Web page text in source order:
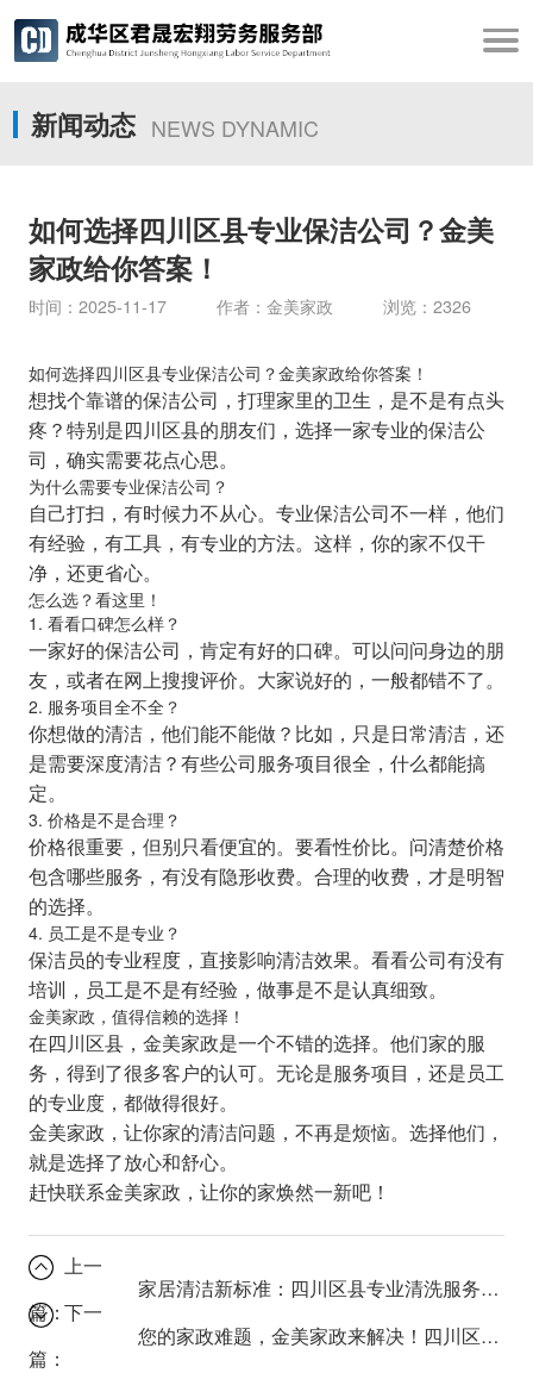
新闻动态 NEWS DYNAMIC
如何选择四川区县专业保洁公司？金美
家政给你答案！
时间：2025-11-17 作者：金美家政 浏览：2326
如何选择四川区县专业保洁公司？金美家政给你答案！
想找个靠谱的保洁公司，打理家里的卫生，是不是有点头
疼？特别是四川区县的朋友们，选择一家专业的保洁公
司，确实需要花点心思。
为什么需要专业保洁公司？
自己打扫，有时候力不从心。专业保洁公司不一样，他们
有经验，有工具，有专业的方法。这样，你的家不仅干
净，还更省心。
怎么选？看这里！
1. 看看口碑怎么样？
一家好的保洁公司，肯定有好的口碑。可以问问身边的朋
友，或者在网上搜搜评价。大家说好的，一般都错不了。
2. 服务项目全不全？
你想做的清洁，他们能不能做？比如，只是日常清洁，还
是需要深度清洁？有些公司服务项目很全，什么都能搞
定。
3. 价格是不是合理？
价格很重要，但别只看便宜的。要看性价比。问清楚价格
包含哪些服务，有没有隐形收费。合理的收费，才是明智
的选择。
4. 员工是不是专业？
保洁员的专业程度，直接影响清洁效果。看看公司有没有
培训，员工是不是有经验，做事是不是认真细致。
金美家政，值得信赖的选择！
在四川区县，金美家政是一个不错的选择。他们家的服
务，得到了很多客户的认可。无论是服务项目，还是员工
的专业度，都做得很好。
金美家政，让你家的清洁问题，不再是烦恼。选择他们，
就是选择了放心和舒心。
赶快联系金美家政，让你的家焕然一新吧！
上一
篇：
家居清洁新标准：四川区县专业清洗服务带来的改变
下一
篇：
您的家政难题，金美家政来解决！四川区县专业保洁全攻略。